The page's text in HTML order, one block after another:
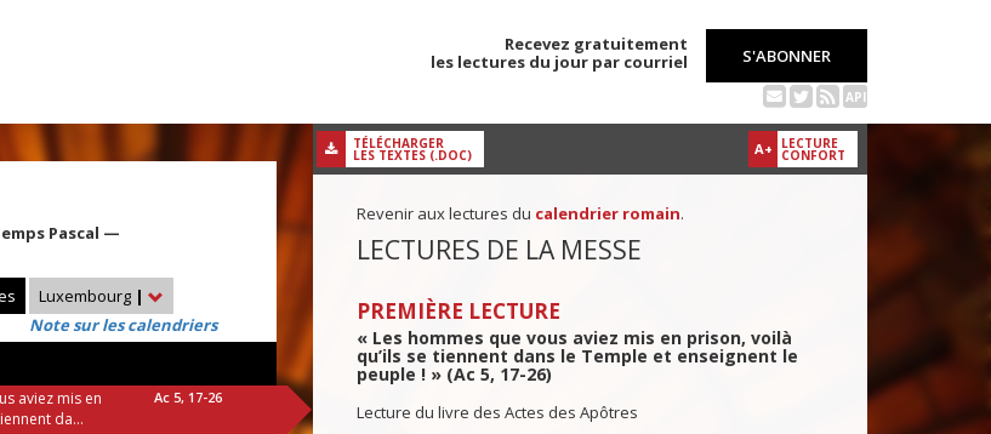
Recevez gratuitement
les lectures du jour par courriel
S'ABONNER
API
Pascal —
Luxembourg |
Note sur les calendriers
aviez mis en
da...
Ac 5, 17-26
A+ LECTURE
CONFORT
TÉLÉCHARGER
LES TEXTES (.DOC)
Revenir aux lectures du calendrier romain.
LECTURES DE LA MESSE
PREMIÈRE LECTURE
« Les hommes que vous aviez mis en prison, voilà
qu’ils se tiennent dans le Temple et enseignent le
peuple ! » (Ac 5, 17-26)
Lecture du livre des Actes des Apôtres